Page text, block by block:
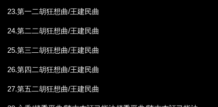
23.第一二胡狂想曲/王建民曲
24.第二二胡狂想曲/王建民曲
25.第三二胡狂想曲/王建民曲
26.第四二胡狂想曲/王建民曲
27.第五二胡狂想曲/王建民曲